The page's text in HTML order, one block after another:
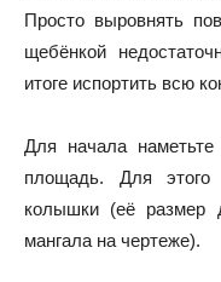
Просто выровнять
щебёнкой
итоге испортить всю
Для начала
площадь. Для этого
колышки (её размер
мангала на чертеже).